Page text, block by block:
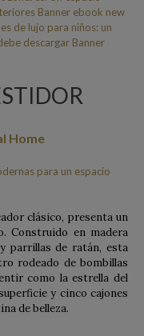
Home
clásico, presenta un
Construido en madera
parrillas de ratán, esta
rodeado de bombillas
como la estrella del
y cinco cajones
de belleza.